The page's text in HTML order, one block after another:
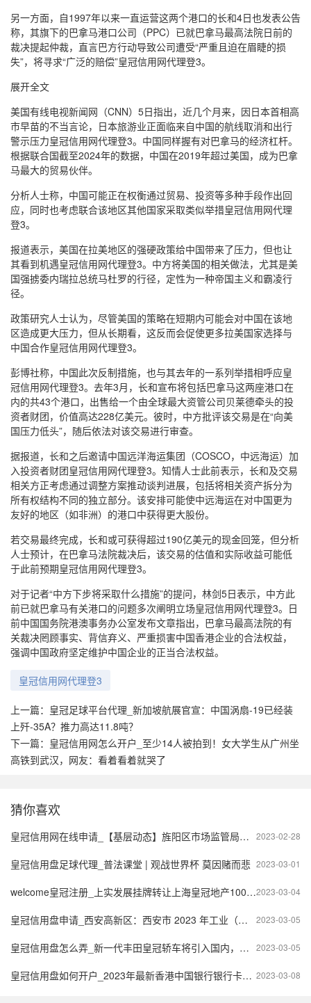
另一方面，自1997年以来一直运营这两个港口的长和4日也发表公告
称，其旗下的巴拿马港口公司（PPC）已就巴拿马最高法院日前的
裁决提起仲裁，直言巴方行动导致公司遭受“严重且迫在眉睫的损
失”，将寻求“广泛的赔偿”皇冠信用网代理登3。
展开全文
美国有线电视新闻网（CNN）5日指出，近几个月来，因日本首相高
市早苗的不当言论，日本旅游业正面临来自中国的航线取消和出行
警示压力皇冠信用网代理登3。中国同样握有对巴拿马的经济杠杆。
根据联合国截至2024年的数据，中国在2019年超过美国，成为巴拿
马最大的贸易伙伴。
分析人士称，中国可能正在权衡通过贸易、投资等多种手段作出回
应，同时也考虑联合该地区其他国家采取类似举措皇冠信用网代理
登3。
报道表示，美国在拉美地区的强硬政策给中国带来了压力，但也让
其看到机遇皇冠信用网代理登3。中方将美国的相关做法，尤其是美
国强掳委内瑞拉总统马杜罗的行径，定性为一种帝国主义和霸凌行
径。
政策研究人士认为，尽管美国的策略在短期内可能会对中国在该地
区造成更大压力，但从长期看，这反而会促使更多拉美国家选择与
中国合作皇冠信用网代理登3。
彭博社称，中国此次反制措施，也与其去年的一系列举措相呼应皇
冠信用网代理登3。去年3月，长和宣布将包括巴拿马这两座港口在
内的共43个港口，出售给一个由全球最大资管公司贝莱德牵头的投
资者财团，价值高达228亿美元。彼时，中方批评该交易是在“向美
国压力低头”，随后依法对该交易进行审查。
据报道，长和之后邀请中国远洋海运集团（COSCO，中远海运）加
入投资者财团皇冠信用网代理登3。知情人士此前表示，长和及交易
相关方正考虑通过调整方案推动谈判进展，包括将相关资产拆分为
所有权结构不同的独立部分。该安排可能使中远海运在对中国更为
友好的地区（如非洲）的港口中获得更大股份。
若交易最终完成，长和或可获得超过190亿美元的现金回笼，但分析
人士预计，在巴拿马法院裁决后，该交易的估值和实际收益可能低
于此前预期皇冠信用网代理登3。
对于记者“中方下步将采取什么措施”的提问，林剑5日表示，中方此
前已就巴拿马有关港口的问题多次阐明立场皇冠信用网代理登3。日
前中国国务院港澳事务办公室发布文章指出，巴拿马最高法院的有
关裁决罔顾事实、背信弃义、严重损害中国香港企业的合法权益，
强调中国政府坚定维护中国企业的正当合法权益。
皇冠信用网代理登3
上一篇： 皇冠足球平台代理_新加坡航展官宣：中国涡扇-19已经装
上歼-35A？推力高达11.8吨？
下一篇： 皇冠信用网怎么开户_至少14人被拍到！女大学生从广州坐
高铁到武汉，网友：看着看着就哭了
猜你喜欢
2023-02-28
皇冠信用网在线申请_【基层动态】旌阳区市场监管局创新开发“信用修复在线申请”
2023-03-01
皇冠信用盘足球代理_普法课堂 | 观战世界杯 莫因赌而悲
2023-03-04
welcome皇冠注册_上实发展挂牌转让上海皇冠地产100%股权 底价4800万元
2023-03-05
皇冠信用盘申请_西安高新区：西安市 2023 年工业（中小企业）发展专项资金申报指南的补充通知
2023-03-05
皇冠信用盘怎么弄_新一代丰田皇冠轿车将引入国内，外观前卫个性，全系搭载混动系统
2023-03-08
皇冠信用盘如何开户_2023年最新香港中国银行银行卡攻略